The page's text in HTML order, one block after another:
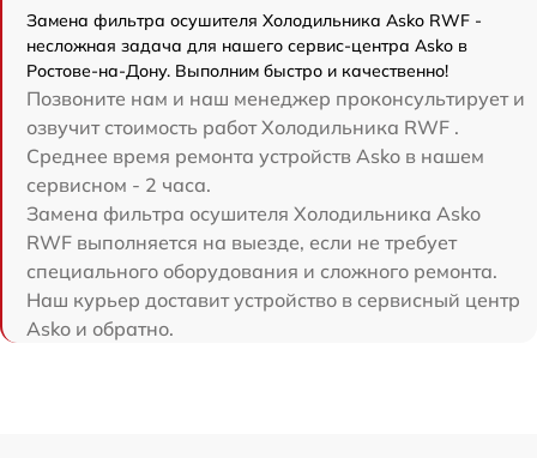
Замена фильтра осушителя Холодильника Asko RWF -
несложная задача для нашего сервис-центра Asko в
Ростове-на-Дону. Выполним быстро и качественно!
Позвоните нам и наш менеджер проконсультирует и
озвучит стоимость работ Холодильника RWF .
Среднее время ремонта устройств Asko в нашем
сервисном - 2 часа.
Замена фильтра осушителя Холодильника Asko
RWF выполняется на выезде, если не требует
специального оборудования и сложного ремонта.
Наш курьер доставит устройство в сервисный центр
Asko и обратно.